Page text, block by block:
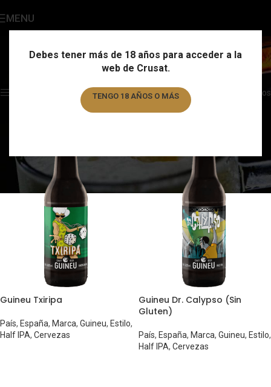
Debes tener más de 18 años para acceder a la
web de Crusat.
TENGO 18 AÑOS O MÁS
MENU Half IPA
Showing all 2 results
Filtros
Guineu Txiripa
País, España, Marca, Guineu, Estilo,
Half IPA, Cervezas
Guineu Dr. Calypso (Sin
Gluten)
País, España, Marca, Guineu, Estilo,
Half IPA, Cervezas